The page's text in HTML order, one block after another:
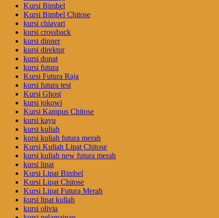
Kursi Bimbel
Kursi Bimbel Chitose
kursi chiavari
kursi crossback
kursi dinner
kursi direktur
kursi donat
kursi futura
Kursi Futura Raja
kursi futura test
Kursi Ghost
kursi jokowi
Kursi Kampus Chitose
kursi kayu
kursi kuliah
kursi kuliah futura merah
Kursi Kuliah Lipat Chitose
kursi kuliah new futura merah
kursi lipat
Kursi Lipat Bimbel
Kursi Lipat Chitose
Kursi Lipat Futura Merah
kursi lipat kuliah
kursi olivia